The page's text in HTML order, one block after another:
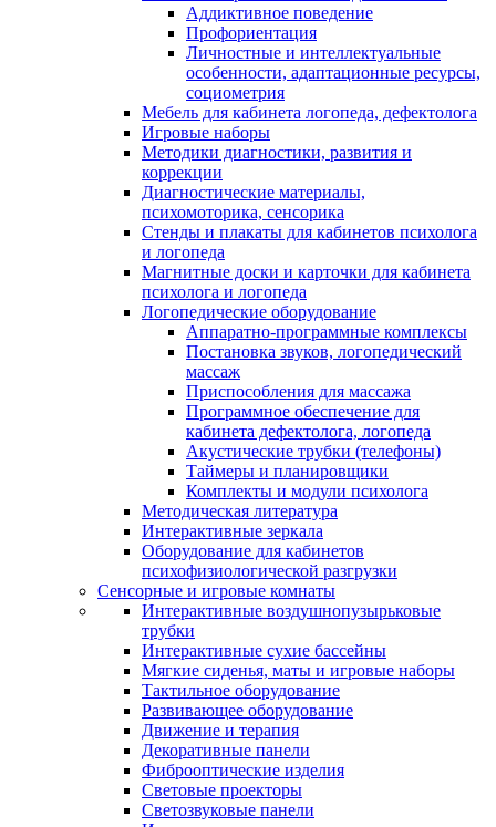
Аддиктивное поведение
Профориентация
Личностные и интеллектуальные
особенности, адаптационные ресурсы,
социометрия
Мебель для кабинета логопеда, дефектолога
Игровые наборы
Методики диагностики, развития и
коррекции
Диагностические материалы,
психомоторика, сенсорика
Стенды и плакаты для кабинетов психолога
и логопеда
Магнитные доски и карточки для кабинета
психолога и логопеда
Логопедические оборудование
Аппаратно-программные комплексы
Постановка звуков, логопедический
массаж
Приспособления для массажа
Программное обеспечение для
кабинета дефектолога, логопеда
Акустические трубки (телефоны)
Таймеры и планировщики
Комплекты и модули психолога
Методическая литература
Интерактивные зеркала
Оборудование для кабинетов
психофизиологической разгрузки
Сенсорные и игровые комнаты
Интерактивные воздушнопузырьковые
трубки
Интерактивные сухие бассейны
Мягкие сиденья, маты и игровые наборы
Тактильное оборудование
Развивающее оборудование
Движение и терапия
Декоративные панели
Фиброоптические изделия
Световые проекторы
Светозвуковые панели